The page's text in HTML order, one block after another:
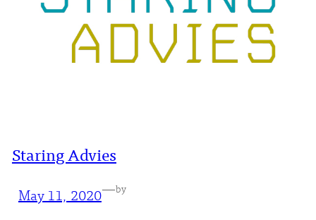
Staring Advies
May 11, 2020—by